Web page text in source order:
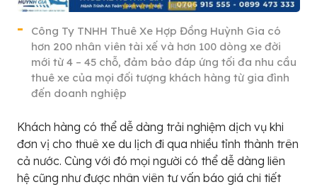
Công Ty TNHH Thuê Xe Hợp Đồng Huỳnh Gia có
hơn 200 nhân viên tài xế và hơn 100 dòng xe đời
mới từ 4 – 45 chỗ, đảm bảo đáp ứng tối đa nhu cầu
thuê xe của mọi đối tượng khách hàng từ gia đình
đến doanh nghiệp
Khách hàng có thể dễ dàng trải nghiệm dịch vụ khi
đơn vị cho thuê xe du lịch đi qua nhiều tỉnh thành trên
cả nước. Cùng với đó mọi người có thể dễ dàng liên
hệ cũng như được nhân viên tư vấn báo giá chi tiết